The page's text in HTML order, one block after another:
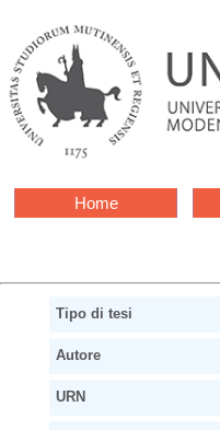
Home
Tipo di tesi
Autore
URN